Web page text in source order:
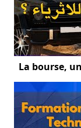
La bourse,